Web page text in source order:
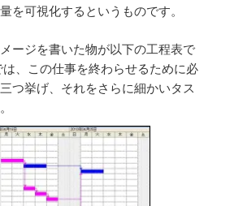
を可視化するというものです。
ージを書いた物が以下の工程表で
、この仕事を終わらせるために必
つ挙げ、それをさらに細かいタス